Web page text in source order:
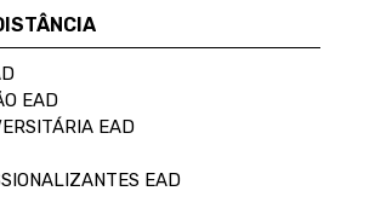
EAD
EAD
EAD